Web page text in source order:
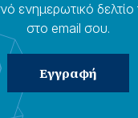
ενημερωτɩκό
στο email σου.